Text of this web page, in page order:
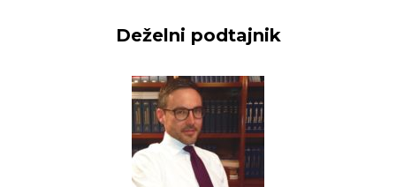
Deželni podtajnik